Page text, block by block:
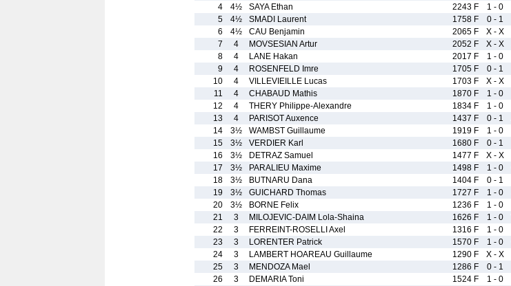
4
4½ SAYA Ethan 2243 F 1 - 0
5
4½ SMADI Laurent 1758 F 0 - 1
6
4½ CAU Benjamin 2065 F X - X
7
4 MOVSESIAN Artur 2052 F X - X
8
4 LANE Hakan 2017 F 1 - 0
9
4 ROSENFELD Imre 1705 F 0 - 1
10
4 VILLEVIEILLE Lucas 1703 F X - X
11
4 CHABAUD Mathis 1870 F 1 - 0
12
4 THERY Philippe-Alexandre 1834 F 1 - 0
13
4 PARISOT Auxence 1437 F 0 - 1
14
3½ WAMBST Guillaume 1919 F 1 - 0
15
3½ VERDIER Karl 1680 F 0 - 1
16
3½ DETRAZ Samuel 1477 F X - X
17
3½ PARALIEU Maxime 1498 F 1 - 0
18
3½ BUTNARU Dana 1404 F 0 - 1
19
3½ GUICHARD Thomas 1727 F 1 - 0
20
3½ BORNE Felix 1236 F 1 - 0
21
3 MILOJEVIC-DAIM Lola-Shaina 1626 F 1 - 0
22
3 FERREINT-ROSELLI Axel 1316 F 1 - 0
23
3 LORENTER Patrick 1570 F 1 - 0
24
3 LAMBERT HOAREAU Guillaume 1290 F X - X
25
3 MENDOZA Mael 1286 F 0 - 1
26
3 DEMARIA Toni 1524 F 1 - 0